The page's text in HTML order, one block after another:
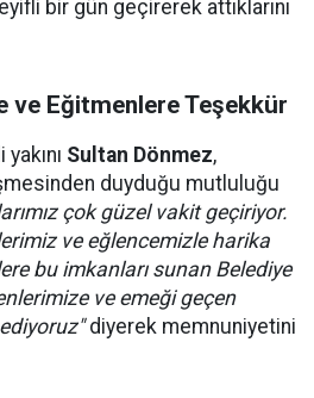
bir gün geçirerek attıklarını
ve Eğitmenlere Teşekkür
Sultan Dönmez,
duyduğu mutluluğu
çok güzel vakit geçiriyor.
ve eğlencemizle harika
bu imkanları sunan Belediye
ve emeği geçen
diyerek memnuniyetini